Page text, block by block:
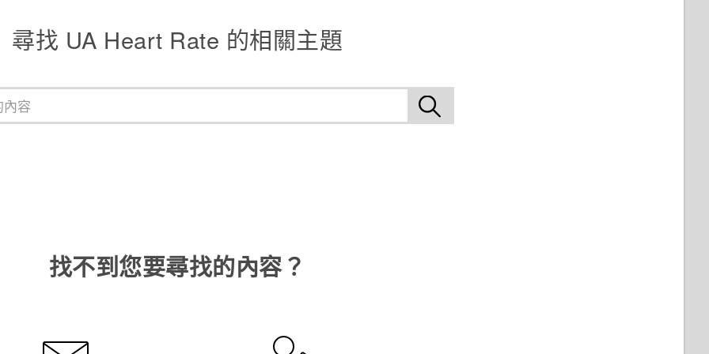
尋找 UA Heart Rate 的相關主題
找不到您要尋找的內容？